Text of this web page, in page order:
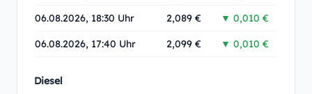
06.08.2026, 18:30 Uhr 2,089 € ▼ 0,010 €
06.08.2026, 17:40 Uhr 2,099 € ▼ 0,010 €
Diesel